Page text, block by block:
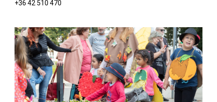
+36 42 510 470